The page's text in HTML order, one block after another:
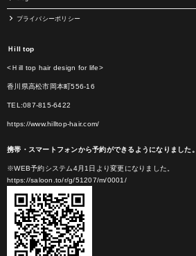
プライバシーポリシー
Ｈill top
<Ｈill top hair design for life>
香川県高松市岡本町556-16
TEL:087-815-6422
https://www.hilltop-hair.com/
携帯・スマートフォンから予約ができるようになりました。
※WEB予約システム4月1日より変更になりました。
https://saloon.to/r/g/51207/m/0001/